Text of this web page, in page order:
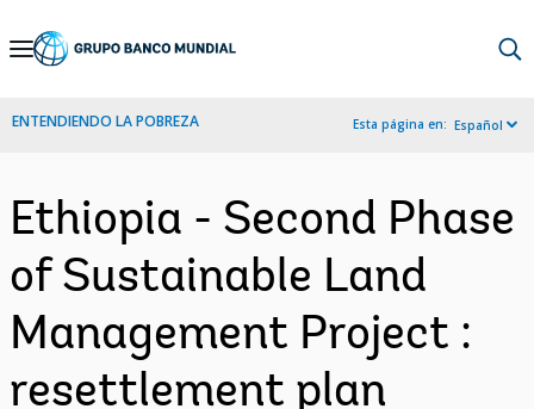
Skip
Navigation
ENTENDIENDO LA POBREZA Esta página en: Español
Ethiopia - Second Phase
of Sustainable Land
Management Project :
resettlement plan